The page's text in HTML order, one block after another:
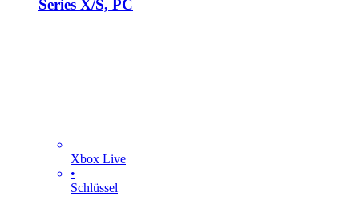
Series X/S, PC
Xbox Live
•
Schlüssel